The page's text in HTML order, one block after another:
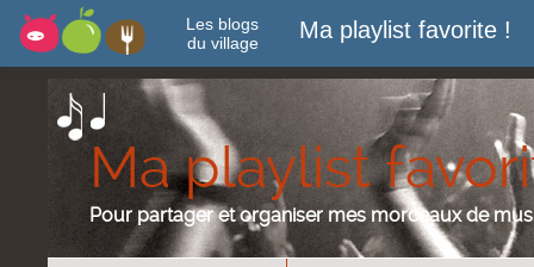
Les blogs
du village
Ma playlist favorite !
Ma playlist
Pour partager et organiser mes morceaux de